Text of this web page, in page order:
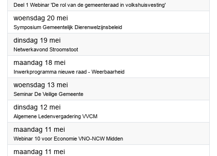
Deel 1 Webinar 'De rol van de gemeenteraad in volkshuisvesting'
woensdag 20 mei2026
Symposium Gemeentelijk Dierenwelzijnsbeleid
dinsdag 19 mei2026
Netwerkavond Stroomstoot
maandag 18 mei2026
Inwerkprogramma nieuwe raad - Weerbaarheid
woensdag 13 mei2026
Seminar De Veilige Gemeente
dinsdag 12 mei2026
Algemene Ledenvergadering VVCM
maandag 11 mei2026
Webinar 10 voor Economie VNO-NCW Midden
maandag 11 mei2026